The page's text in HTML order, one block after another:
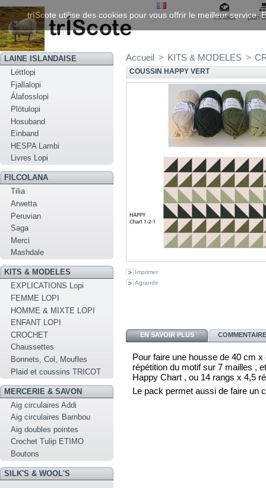
contact plan
LAINE ISLANDAISE
Léttlopi
Fjallalopi
Álafosslopi
Plötulopi
Hosuband
Einband
HESPA Lambi
Livres Lopi
FILCOLANA
Tilia
Arwetta
Peruvian
Saga
Merci
Mashdale
KITS & MODELES
EXPLICATIONS Lopi
FEMME LOPI
HOMME & MIXTE LOPI
ENFANT LOPI
CROCHET
Chaussettes
Bonnets, Col, Moufles
Plaid et coussins TRICOT
MERCERIE & SAVON
Aig circulaires Addi
Aig circulaires Bambou
Aig doubles pointes
Crochet Tulip ETIMO
Boutons
SILK'S & WOOL'S
Accueil > KITS & MODELES >
COUSSIN HAPPY VERT
Imprimer
Agrandir
EN SAVOIR PLUS
Pour faire une housse de 40 cm
répétition du motif sur 7 mailles ,
Happy Chart , ou 14 rangs x 4,5
Le pack permet aussi de faire un
trIScote utilise des cookies pour vous offrir le meilleur